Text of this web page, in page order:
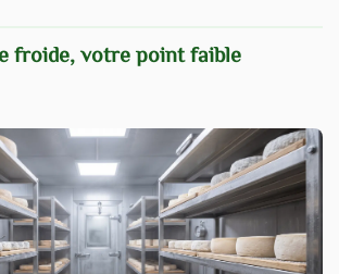
froide, votre point faible